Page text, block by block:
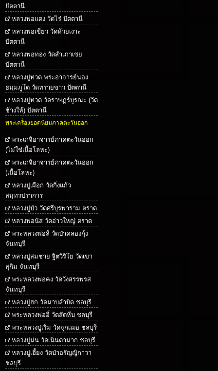
ปัตตานี
หลวงพ่อแดง วัดไร่ ปัตตานี
หลวงพ่อเขียว วัดห้วยเงาะ
ปัตตานี
หลวงพ่อทอง วัดสำเภาเชย
ปัตตานี
หลวงปู่ทวด พระอาจารย์นอง
ธมฺมภูโต วัดทรายขาว ปัตตานี
หลวงปู่ทวด วัดราษฏร์บูรณะ (วัด
ช้างให้) ปัตตานี
พระเครื่องยอดนิยมภาคตะวันออก
พระเกจิอาจารย์ภาคตะวันออก
(ไม่ใช่เนื้อโลหะ)
พระเกจิอาจารย์ภาคตะวันออก
(เนื้อโลหะ)
หลวงปู่เผือก วัดกิ่งแก้ว
สมุทรปราการ
หลวงปู่บัว วัดศรีบุรพาราม ตราด
หลวงพ่อนัส วัดอ่าวใหญ่ ตราด
พระหลวงพ่อลี วัดป่าคลองกุ้ง
จันทบุรี
หลวงปู่สมชาย ฐิตวิริโย วัดเขา
สุกิม จันทบุรี
พระหลวงพ่อคง วัดวังสรรพรส
จันทบุรี
หลวงปู่ฮก วัดมาบลำบิด ชลบุรี
พระหลวงพ่ออี๋ วัดสัตหีบ ชลบุรี
พระหลวงปู่เริ่ม วัดจุกเฌอ ชลบุรี
หลวงปู่ม่น วัดเนินตามาก ชลบุรี
หลวงปู่เฮี้ยง วัดป่าอรัญญิกาวา
ชลบุรี